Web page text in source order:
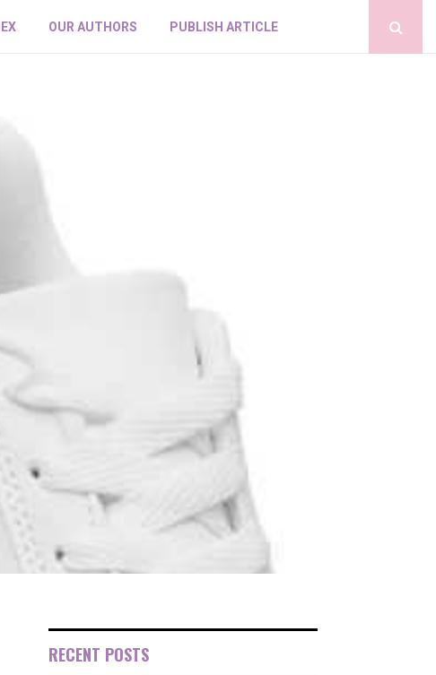
OUR AUTHORS PUBLISH ARTICLE
RECENT POSTS